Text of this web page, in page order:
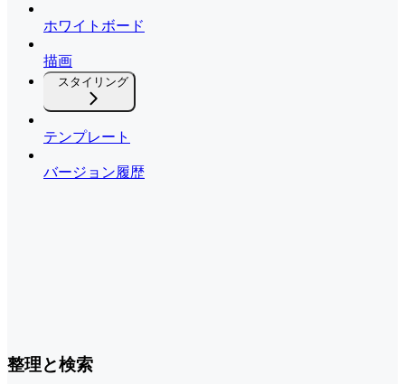
ホワイトボード
描画
スタイリング
テンプレート
バージョン履歴
整理と検索